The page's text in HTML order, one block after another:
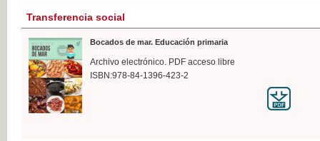
Transferencia social
Bocados de mar. Educación primaria
Archivo electrónico. PDF acceso libre
ISBN:978-84-1396-423-2